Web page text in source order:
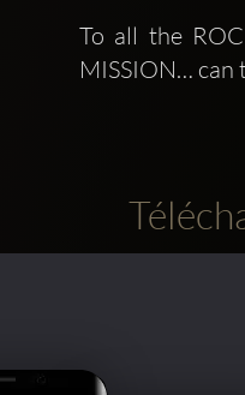
To all the
MISSION… can